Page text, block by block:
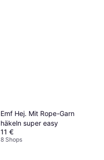
Emf Hej. Mit Rope-Garn
häkeln super easy
11 €
8 Shops